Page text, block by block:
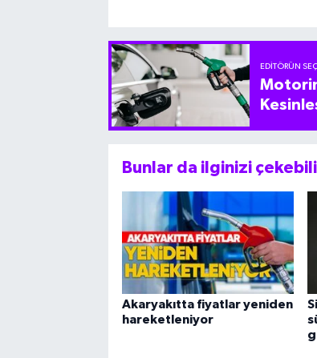
EDITÖRÜN
Bunlar da ilginizi
Akaryakıtta fiyatlar yeniden
hareketleniyor